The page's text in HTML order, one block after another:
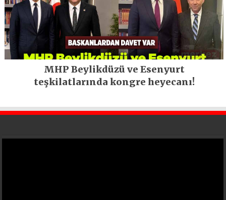
MHP Beylikdüzü ve Esenyurt
teşkilatlarında kongre heyecanı!